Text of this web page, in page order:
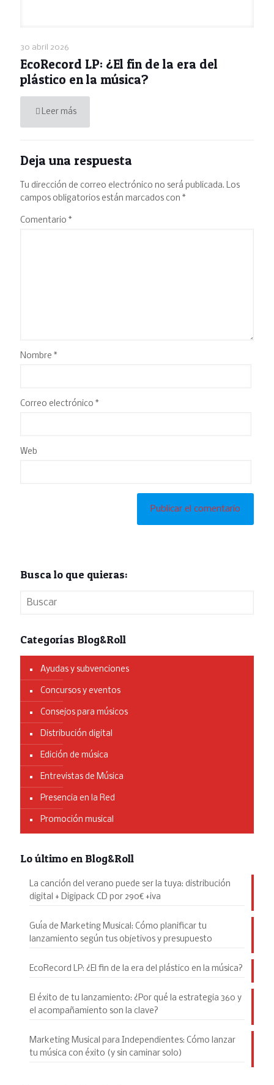
30 abril 2026
EcoRecord LP: ¿El fin de la era del
plástico en la música?
Leer más
Deja una respuesta
Tu dirección de correo electrónico no será publicada. Los
campos obligatorios están marcados con *
Comentario *
Nombre *
Correo electrónico *
Web
Busca lo que quieras:
Categorías Blog&Roll
Ayudas y subvenciones
Concursos y eventos
Consejos para músicos
Distribución digital
Edición de música
Entrevistas de Música
Presencia en la Red
Promoción musical
Lo último en Blog&Roll
La canción del verano puede ser la tuya: distribución
digital + Digipack CD por 290€ +iva
Guía de Marketing Musical: Cómo planificar tu
lanzamiento según tus objetivos y presupuesto
EcoRecord LP: ¿El fin de la era del plástico en la música?
El éxito de tu lanzamiento: ¿Por qué la estrategia 360 y
el acompañamiento son la clave?
Marketing Musical para Independientes: Cómo lanzar
tu música con éxito (y sin caminar solo)